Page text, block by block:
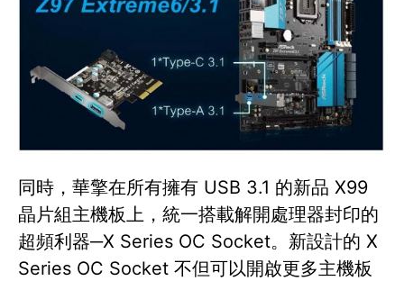
同時，華擎在所有擁有 USB 3.1 的新品 X99
晶片組主機板上，統一搭載解開處理器封印的
超頻利器─X Series OC Socket。新設計的 X
Series OC Socket 不但可以開啟更多主機板